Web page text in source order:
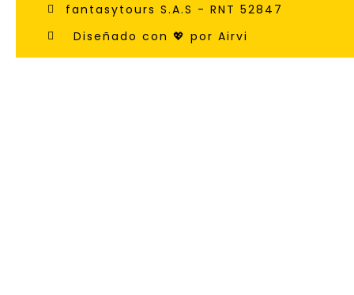
fantasytours S.A.S - RNT 52847
Diseñado con 💖 por Airvi